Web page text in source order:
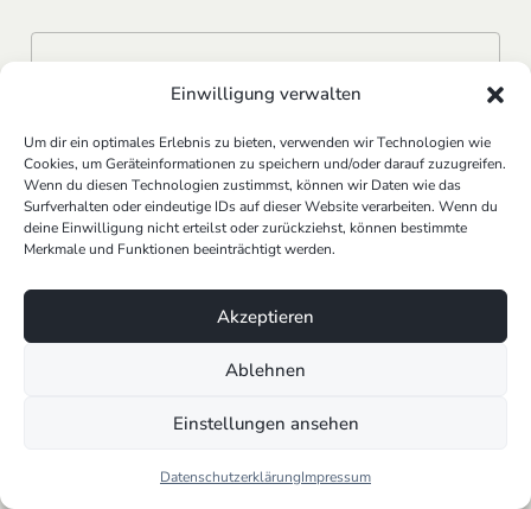
Einwilligung verwalten
Um dir ein optimales Erlebnis zu bieten, verwenden wir Technologien wie
Cookies, um Geräteinformationen zu speichern und/oder darauf zuzugreifen.
Wenn du diesen Technologien zustimmst, können wir Daten wie das
Surfverhalten oder eindeutige IDs auf dieser Website verarbeiten. Wenn du
deine Einwilligung nicht erteilst oder zurückziehst, können bestimmte
Merkmale und Funktionen beeinträchtigt werden.
Akzeptieren
Ablehnen
Einstellungen ansehen
DatenschutzerklärungImpressum
„KI-Kompetenz ist keine Frage des
Codes – sondern der Haltung.“
Während viele Firmen noch versuchen, Tools zu
implementieren, entsteht die wahre Transformation
dort, wo Menschen verstehen,wie KI funktioniert
welche Implikationen sie hatundwie sie
verantwortungsvoll eingesetzt wird
Warum KI-Kompetenzen mehr sind als
strategischer Erfolgsfaktor
technisches Know-how oder die Fähigkeit,